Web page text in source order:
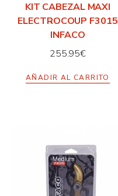
KIT CABEZAL MAXI
ELECTROCOUP F3015
INFACO
255.95€
AÑADIR AL CARRITO